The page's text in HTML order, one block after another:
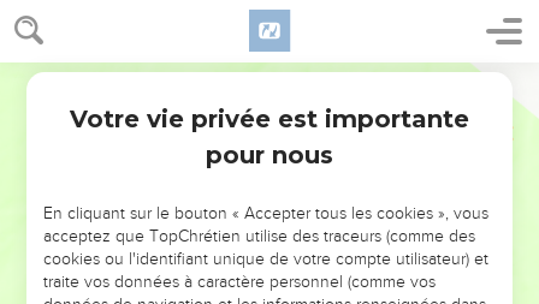
NE MANQUEZ PAS L’ÉVÉNEMENT
DE L’ANNÉE !
ET SI LEURS ERREURS POUVAIENT VOUS ÉVITER LES
Votre vie privée est importante
pour nous
En cliquant sur le bouton « Accepter tous les cookies », vous
acceptez que TopChrétien utilise des traceurs (comme des
cookies ou l'identifiant unique de votre compte utilisateur) et
traite vos données à caractère personnel (comme vos